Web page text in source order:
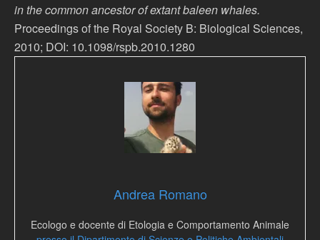
in the common ancestor of extant baleen whales.
Proceedings of the Royal Society B: Biological Sciences,
2010; DOI: 10.1098/rspb.2010.1280
Andrea Romano
Ecologo e docente di Etologia e Comportamento Animale